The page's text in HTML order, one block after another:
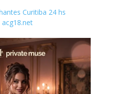
Curitiba 24 hs
acg18.net